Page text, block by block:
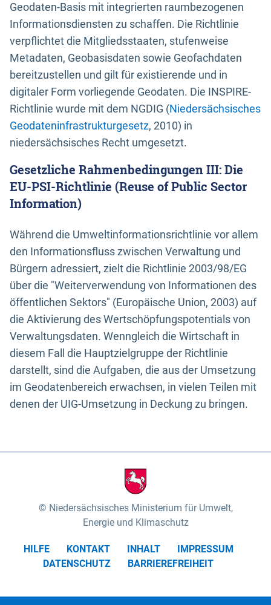
Geodaten-Basis mit integrierten raumbezogenen
Informationsdiensten zu schaffen. Die Richtlinie
verpflichtet die Mitgliedsstaaten, stufenweise
Metadaten, Geobasisdaten sowie Geofachdaten
bereitzustellen und gilt für existierende und in
digitaler Form vorliegende Geodaten. Die INSPIRE-
Richtlinie wurde mit dem NGDIG (Niedersächsisches
Geodateninfrastrukturgesetz, 2010) in
niedersächsisches Recht umgesetzt.
Gesetzliche Rahmenbedingungen III: Die
EU-PSI-Richtlinie (Reuse of Public Sector
Information)
Während die Umweltinformationsrichtlinie vor allem
den Informationsfluss zwischen Verwaltung und
Bürgern adressiert, zielt die Richtlinie 2003/98/EG
über die "Weiterverwendung von Informationen des
öffentlichen Sektors" (Europäische Union, 2003) auf
die Aktivierung des Wertschöpfungspotentials von
Verwaltungsdaten. Wenngleich die Wirtschaft in
diesem Fall die Hauptzielgruppe der Richtlinie
darstellt, sind die Aufgaben, die aus der Umsetzung
im Geodatenbereich erwachsen, in vielen Teilen mit
denen der UIG-Umsetzung in Deckung zu bringen.
Niedersächsisches Ministerium für Umwelt,
Energie und Klimaschutz
HILFE KONTAKT INHALT
IMPRESSUM
DATENSCHUTZ
BARRIEREFREIHEIT